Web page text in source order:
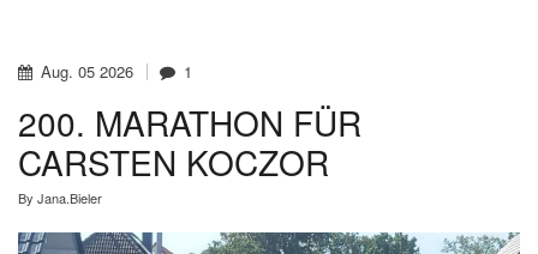
Aug. 05 2026 1
200. MARATHON FÜR
CARSTEN KOCZOR
By Jana.Bieler